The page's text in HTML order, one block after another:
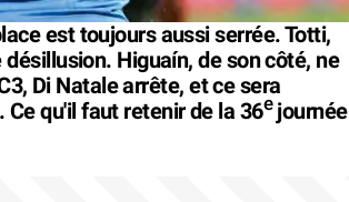
est toujours aussi serrée. Totti,
Higuaín, de son côté, ne
Di Natale arrête, et ce sera
qu'il faut retenir de la 36ejournée